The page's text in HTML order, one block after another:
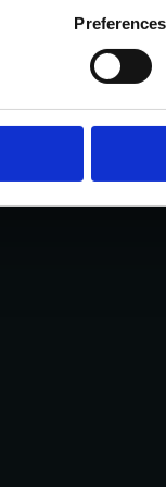
Preferences
MOGLIA (MN)
SOCIETÀ
S.R.L.